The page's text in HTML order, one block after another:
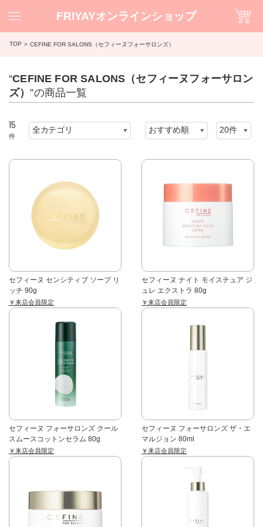
FRIYAYオンラインショップ
TOP CEFINE FOR SALONS（セフィーヌフォーサロンズ）
“CEFINE FOR SALONS（セフィーヌフォーサロン
ズ）”の商品一覧
15
件
セフィーヌ センシティブ ソープ リ
ッチ 90g
￥来店会員限定
セフィーヌ ナイト モイスチュア ジ
ュレ エクストラ 80g
￥来店会員限定
セフィーヌ フォーサロンズ クール
スムースコットンセラム 80g
￥来店会員限定
セフィーヌ フォーサロンズ ザ・エ
マルジョン 80ml
￥来店会員限定